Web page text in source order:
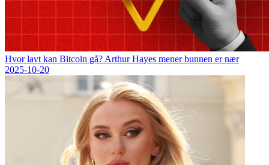
Hvor lavt kan Bitcoin gå? Arthur Hayes mener bunnen er nær
2025-10-20